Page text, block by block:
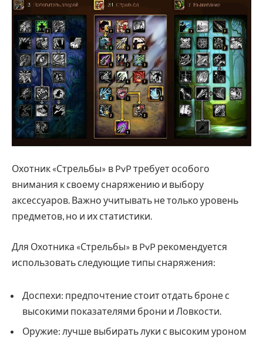
Охотник «Стрельбы» в PvP требует особого
внимания к своему снаряжению и выбору
аксессуаров. Важно учитывать не только уровень
предметов, но и их статистики.
Для Охотника «Стрельбы» в PvP рекомендуется
использовать следующие типы снаряжения:
Доспехи: предпочтение стоит отдать броне с
высокими показателями брони и Ловкости.
Оружие: лучше выбирать луки с высоким уроном